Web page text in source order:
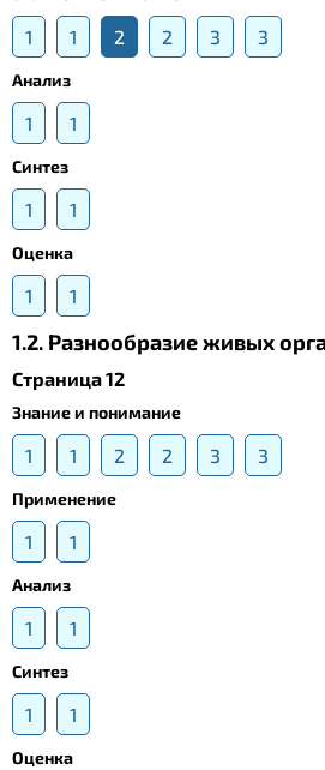
1 1 2 2 3 3
Анализ
1 1
Синтез
1 1
Оценка
1 1
1.2. Разнообразие живых
Страница 12
Знание и понимание
1 1 2 2 3 3
Применение
1 1
Анализ
1 1
Синтез
1 1
Оценка